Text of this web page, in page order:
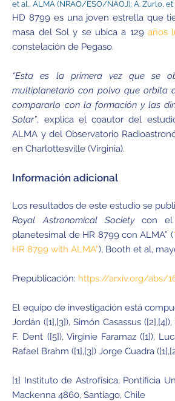
et al., ALMA (NRAO/ESO/NAOJ); A. Zurlo, et
HD 8799 es una joven estrella que
masa del Sol y se ubica a 129 años
constelación de Pegaso.
“Esta es la primera vez que se
multiplanetario con polvo que orbita
compararlo con la formación y las
Solar”, explica el coautor del
ALMA y del Observatorio
en Charlottesville (Virginia).
Información adicional
Los resultados de este estudio se
Royal Astronomical Societycon el
planetesimal de HR 8799 con ALMA” (
HR 8799 with ALMA”), Booth et al,
Prepublicación: https://arxiv.org/abs/
El equipo de investigación está
Jordán ([1],[3]), Simón Casassus
F. Dent ([5]), Virginie Faramaz ([1]),
Rafael Brahm ([1],[3]) Jorge Cuadra
[1] Instituto de Astrofísica, Pontificia
Mackenna 4860, Santiago, Chile